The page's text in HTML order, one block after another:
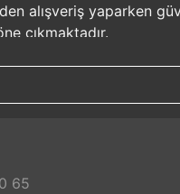
alışveriş yaparken
çıkmaktadır.
rahatça alışveriş
Sipariş verdiğiniz
İmkanı:
iade edebilir veya
65